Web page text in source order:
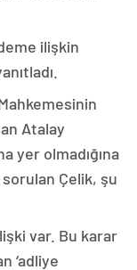
ilişkin
Atalay
yer olmadığına
Çelik, şu
var. Bu karar
‘adliye